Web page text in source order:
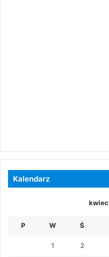
Kalendarz
P W Ś
1 2